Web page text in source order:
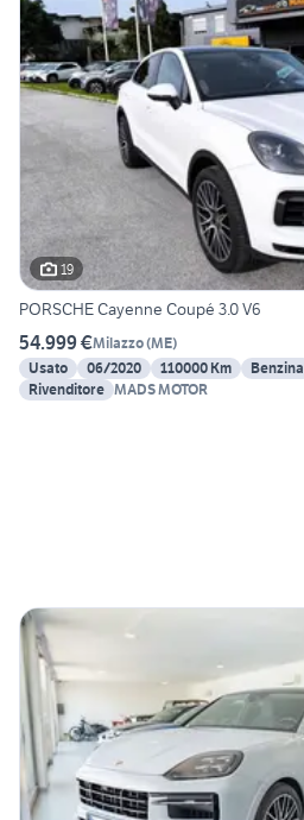
19
PORSCHE Cayenne Coupé 3.0 V6
54.999 €Milazzo(ME)
Usato
06/2020 110000 Km Benzina
Rivenditore MADS MOTOR